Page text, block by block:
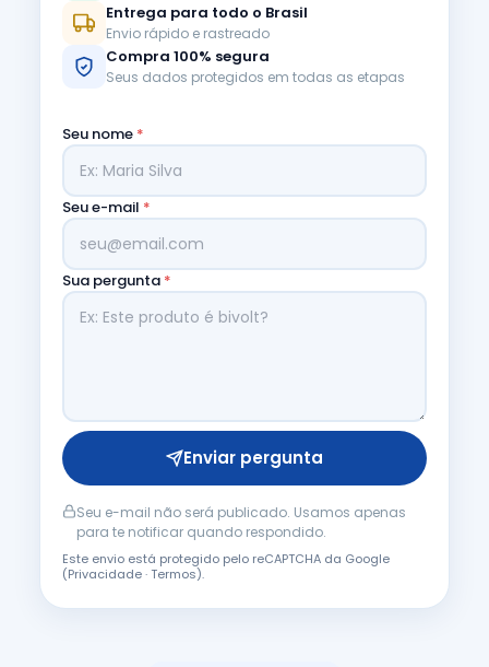
Entrega para todo o Brasil
Envio rápido e rastreado
Compra 100% segura
Seus dados protegidos em todas as etapas
Seu nome *
Seu e-mail *
Sua pergunta *
Enviar pergunta
Seu e-mail não será publicado. Usamos apenas
para te notificar quando respondido.
Este envio está protegido pelo reCAPTCHA da Google
(Privacidade·Termos).